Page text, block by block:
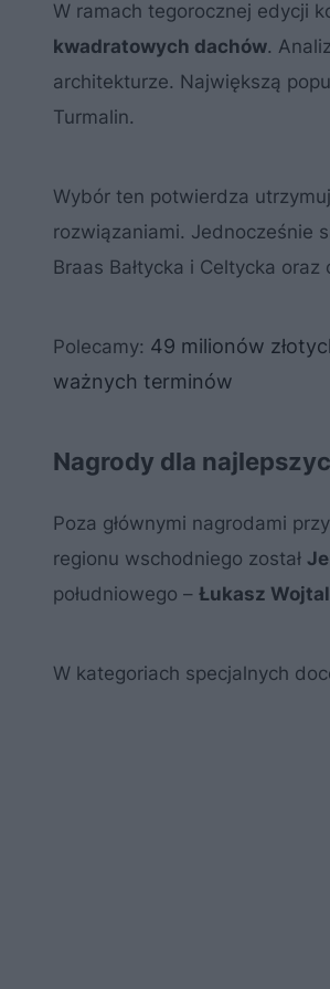
W ramach tegorocznej edycji
kwadratowych dachów.
architekturze. Największą
Turmalin.
Wybór ten potwierdza
rozwiązaniami. Jednocześnie
Braas Bałtycka i Celtycka
Polecamy: 49 milionów
ważnych terminów
Nagrody dla
Poza głównymi nagrodami
regionu wschodniego został
południowego – Łukasz
W kategoriach specjalnych